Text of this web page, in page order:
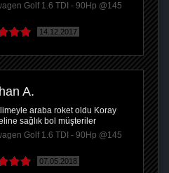
Golf 1.6 TDI - 90Hp @145
14.12.2017
A.
araba roket oldu Koray
sağlık bol müşteriler
Golf 1.6 TDI - 90Hp @145
07.05.2018